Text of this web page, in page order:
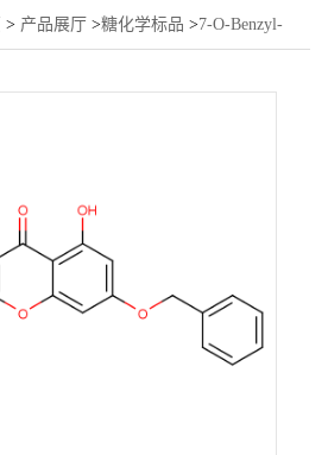
> 产品展厅 >糖化学标品 >7-O-Benzyl-